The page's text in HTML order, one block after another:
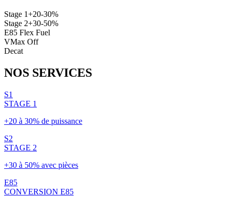
Stage 1+20-30%
Stage 2+30-50%
E85 Flex Fuel
VMax Off
Decat
NOS SERVICES
S1
STAGE 1
+20 à 30% de puissance
S2
STAGE 2
+30 à 50% avec pièces
E85
CONVERSION E85